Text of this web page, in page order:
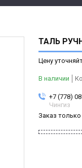
ТАЛЬ
Цену
В наличии
+7 (778)
Чингиз
Заказ